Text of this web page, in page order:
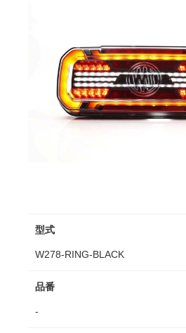
型式
W278-RING-BLACK
品番
-